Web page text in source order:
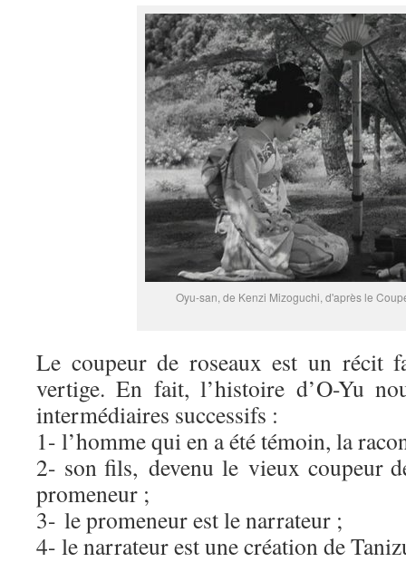
Oyu-san, de Kenzi Mizoguchi, d'après le
Le coupeur de roseaux est un récit
vertige. En fait, l’histoire d’O-Yu
intermédiaires successifs :
1- l’homme qui en a été témoin, la
2- son fils, devenu le vieux coupeur
promeneur ;
3- le promeneur est le narrateur ;
4- le narrateur est une création de